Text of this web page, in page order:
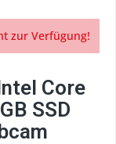
zur Verfügung!
Core
SSD